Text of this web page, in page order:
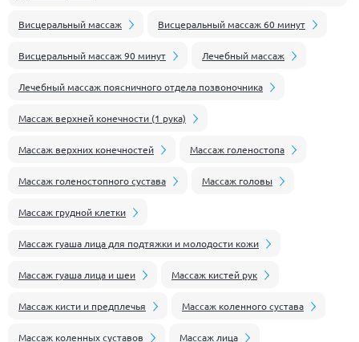
Висцеральный массаж Висцеральный массаж 60 минут
Висцеральный массаж 90 минут Лечебный массаж
Лечебный массаж поясничного отдела позвоночника
Массаж верхней конечности (1 рука)
Массаж верхних конечностей Массаж голеностопа
Массаж голеностопного сустава Массаж головы
Массаж грудной клетки
Массаж гуаша лица для подтяжки и молодости кожи
Массаж гуаша лица и шеи Массаж кистей рук
Массаж кисти и предплечья Массаж коленного сустава
Массаж коленных суставов Массаж лица